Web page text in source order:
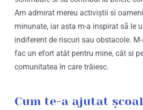
Am admirat mereu activiștii si
minunate, iar asta m-a inspirat sã le
indiferent de riscuri sau obstacole.
fac un efort atât pentru mine, cât si
comunitatea în care trăiesc.
Cum te-a ajutat